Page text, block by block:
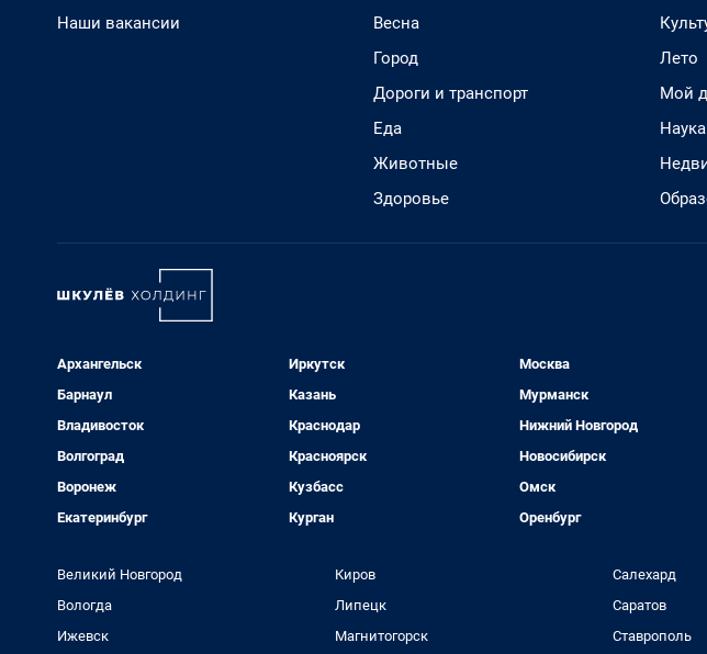
Наши вакансии
Весна
Город
Дороги и транспорт
Еда
Животные
Здоровье
Лето
Мой
Наука
Архангельск
Барнаул
Владивосток
Волгоград
Воронеж
Екатеринбург
Иркутск
Казань
Краснодар
Красноярск
Кузбасс
Курган
Москва
Мурманск
Нижний Новгород
Новосибирск
Омск
Оренбург
Великий Новгород
Вологда
Ижевск
Киров
Липецк
Магнитогорск
Салехард
Саратов
Ставрополь